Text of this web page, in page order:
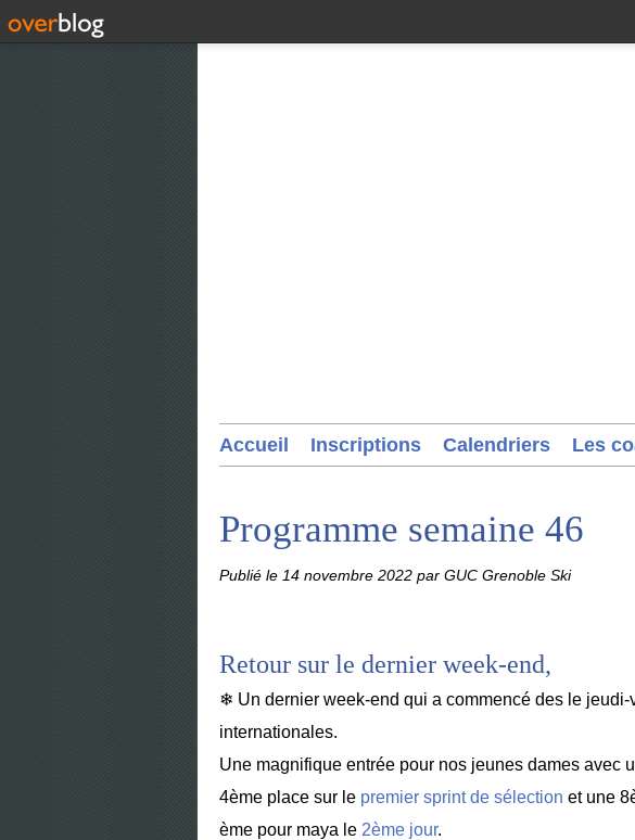
Accueil Inscriptions Calendriers Les
Programme semaine 46
Publié le 14 novembre 2022 par GUC Grenoble Ski
Retour sur le dernier week-end,
❄ Un dernier week-end qui a commencé des le
internationales.
Une magnifique entrée pour nos jeunes dames avec
4ème place sur le premier sprint de sélection et une
ème pour maya le 2ème jour.